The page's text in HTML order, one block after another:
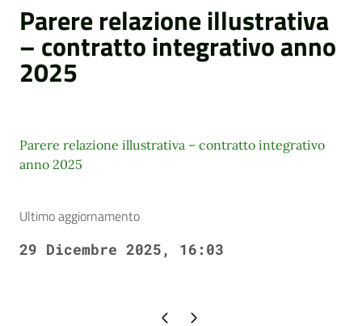
Parere relazione illustrativa
– contratto integrativo anno
2025
Parere relazione illustrativa – contratto integrativo
anno 2025
Ultimo aggiornamento
29 Dicembre 2025, 16:03
Pagina precedente
Pagina successiva